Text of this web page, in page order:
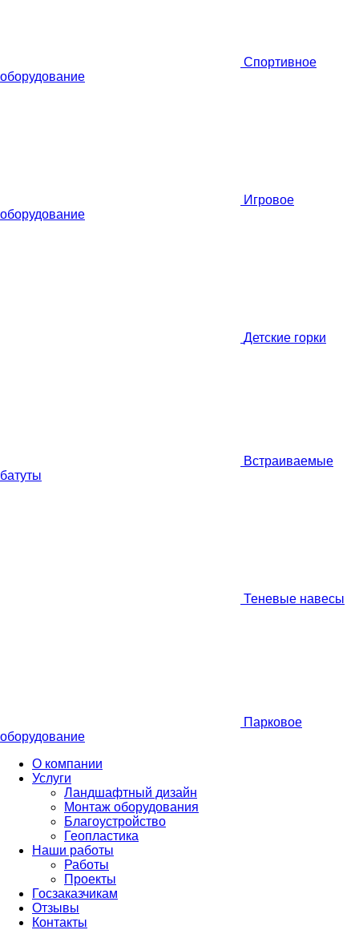
Спортивное
оборудование
Игровое
оборудование
Детские горки
Встраиваемые
батуты
Теневые навесы
Парковое
оборудование
О компании
Услуги
Ландшафтный дизайн
Монтаж оборудования
Благоустройство
Геопластика
Наши работы
Работы
Проекты
Госзаказчикам
Отзывы
Контакты